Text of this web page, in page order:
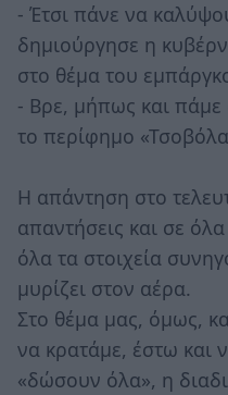
- Έτσι πάνε να
δημιούργησε η
στο θέμα του
- Βρε, μήπως και πάμε
το περίφημο
Η απάντηση στο
απαντήσεις και σε
όλα τα στοιχεία
μυρίζει στον αέρα.
Στο θέμα μας, όμως,
να κρατάμε, έστω και
«δώσουν όλα», η